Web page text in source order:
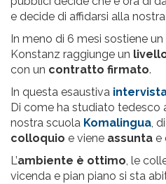
e decide di affidarsi alla
In meno di 6 mesi sostiene
Konstanz raggiunge un
con un contratto firmato.
In questa esaustiva
Di come ha studiato tedesco
nostra scuola Komalingua,
colloquio e viene assunta e
L’ambiente è ottimo, le
vicenda e pian piano si sta